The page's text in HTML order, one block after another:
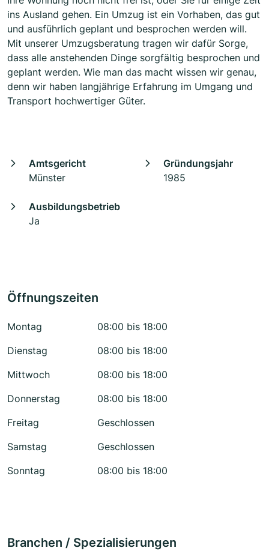
ins Ausland gehen. Ein Umzug ist ein Vorhaben, das gut
und ausführlich geplant und besprochen werden will.
Mit unserer Umzugsberatung tragen wir dafür Sorge,
dass alle anstehenden Dinge sorgfältig besprochen und
geplant werden. Wie man das macht wissen wir genau,
denn wir haben langjährige Erfahrung im Umgang und
Transport hochwertiger Güter.
Amtsgericht
Münster
Gründungsjahr
1985
Ausbildungsbetrieb
Ja
Öffnungszeiten
Montag
08:00 bis 18:00
Dienstag
08:00 bis 18:00
Mittwoch
08:00 bis 18:00
Donnerstag
08:00 bis 18:00
Freitag
Geschlossen
Samstag
Geschlossen
Sonntag
08:00 bis 18:00
Branchen / Spezialisierungen